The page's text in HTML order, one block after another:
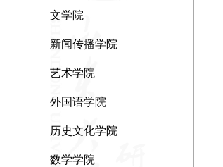
文学院
新闻传播学院
艺术学院
外国语学院
历史文化学院
数学学院